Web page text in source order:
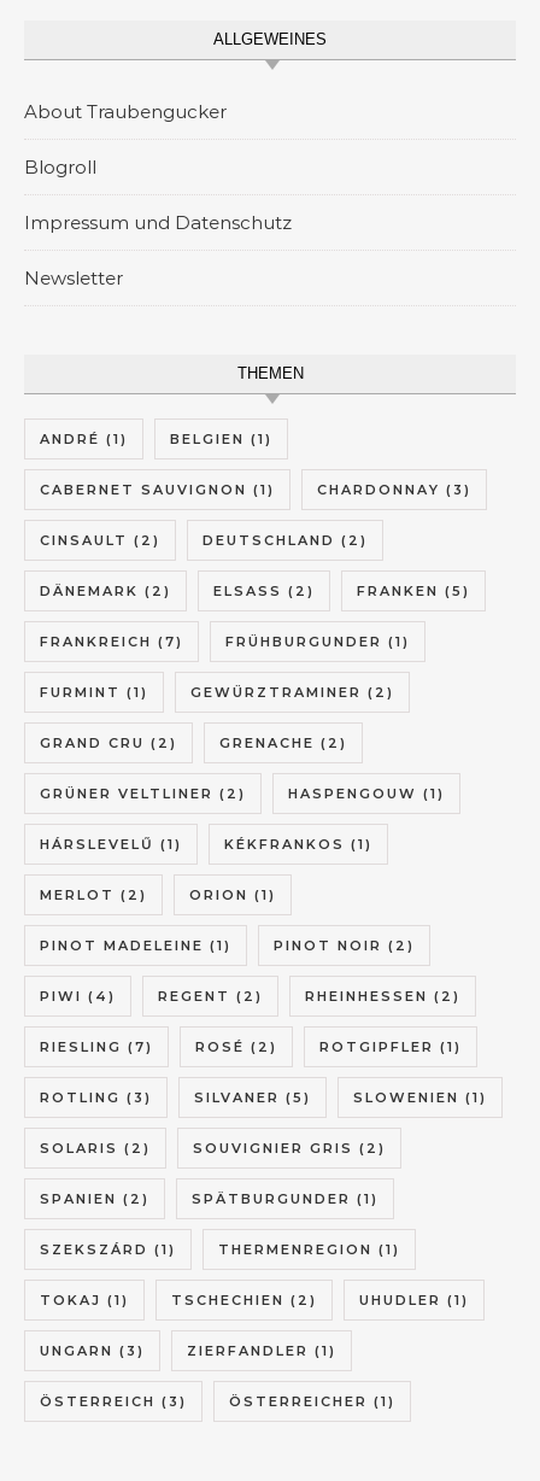
ALLGEWEINES
About Traubengucker
Blogroll
Impressum und Datenschutz
Newsletter
THEMEN
ANDRÉ (1) BELGIEN (1)
CABERNET SAUVIGNON (1) CHARDONNAY (3)
CINSAULT (2) DEUTSCHLAND (2)
DÄNEMARK (2) ELSASS (2) FRANKEN (5)
FRANKREICH (7) FRÜHBURGUNDER (1)
FURMINT (1) GEWÜRZTRAMINER (2)
GRAND CRU (2) GRENACHE (2)
GRÜNER VELTLINER (2) HASPENGOUW (1)
HÁRSLEVELŰ (1) KÉKFRANKOS (1)
MERLOT (2) ORION (1)
PINOT MADELEINE (1) PINOT NOIR (2)
PIWI (4) REGENT (2) RHEINHESSEN (2)
RIESLING (7) ROSÉ (2) ROTGIPFLER (1)
ROTLING (3) SILVANER (5) SLOWENIEN (1)
SOLARIS (2) SOUVIGNIER GRIS (2)
SPANIEN (2) SPÄTBURGUNDER (1)
SZEKSZÁRD (1) THERMENREGION (1)
TOKAJ (1) TSCHECHIEN (2) UHUDLER (1)
UNGARN (3) ZIERFANDLER (1)
ÖSTERREICH (3) ÖSTERREICHER (1)